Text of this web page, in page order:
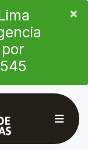
×
×